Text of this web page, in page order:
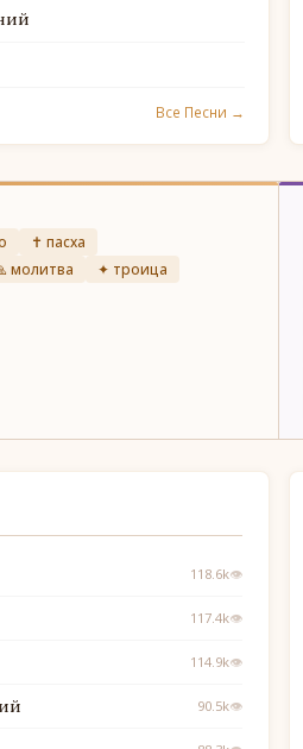
Все Песни →
✝ пасха
молитва
✦ троица
118.6k👁
117.4k👁
114.9k👁
90.5k👁